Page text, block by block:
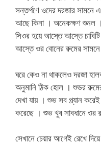
সন্তর্পণে ওদের দরজার
আছে কিনা । অনেকক্ষণ শুনল ।
সিওর হয়ে আস্তে আস্তে
আস্তে ওর বোনের রুমের সামনে
ঘরে কেও না থাকলেও দরজা
অনুমানি ঠিক হোল । শুভর রুমের
দেখা যায় । শুভ সব প্ল্যান
করেছে । শুভ খুব সাবধানে ওর
সেখানে চেয়ার আগেই রেখে